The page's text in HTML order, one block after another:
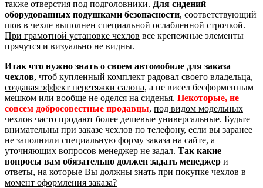
также отверстия под подголовники. Для сидений
оборудованных подушками безопасности, соответствующий
шов в чехле выполнен специальной ослабленной строчкой.
При грамотной установке чехлов все крепежные элементы
прячутся и визуально не видны.
Итак что нужно знать о своем автомобиле для заказа
чехлов, чтоб купленный комплект радовал своего владельца,
создавая эффект перетяжки салона, а не висел бесформенным
мешком или вообще не оделся на сиденья. Некоторые, не
совсем добросовестные продавцы, под видом модельных
чехлов часто продают более дешевые универсальные. Будьте
внимательны при заказе чехлов по телефону, если вы заранее
не заполнили специальную форму заказа на сайте, а
уточняющих вопросов менеджер не задал. Так какие
вопросы вам обязательно должен задать менеджер и
ответы, на которые Вы должны знать при покупке чехлов в
момент оформления заказа?